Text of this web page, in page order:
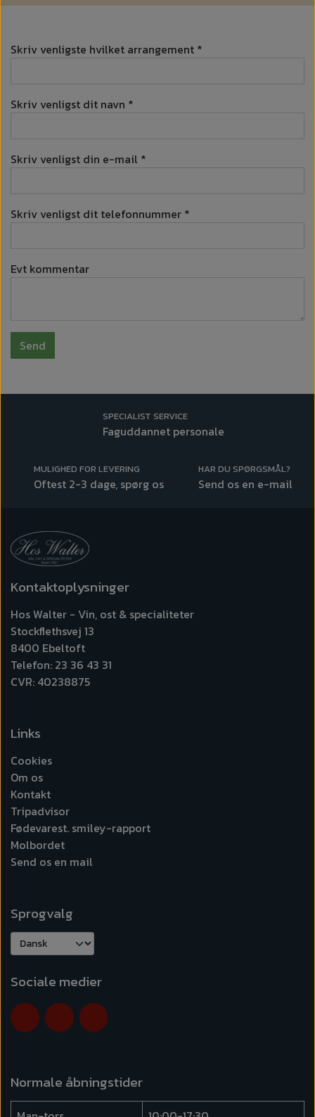
Skriv venligste hvilket arrangement *
Skriv venligst dit navn *
Skriv venligst din e-mail *
Skriv venligst dit telefonnummer *
Evt kommentar
Send
SPECIALIST SERVICE
Faguddannet personale
MULIGHED FOR LEVERING
Oftest 2-3 dage, spørg os
HAR DU SPØRGSMÅL?
Send os en e-mail
Kontaktoplysninger
Hos Walter - Vin, ost & specialiteter
Stockflethsvej 13
8400 Ebeltoft
Telefon: 23 36 43 31
CVR: 40238875
Links
Cookies
Om os
Kontakt
Tripadvisor
Fødevarest. smiley-rapport
Molbordet
Send os en mail
Sprogvalg
Sociale medier
Normale åbningstider